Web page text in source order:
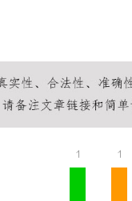
1 1